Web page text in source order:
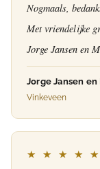
Nogmaals,
Met vriendelijke
Jorge Jansen en
Jorge Jansen
Vinkeveen
★ ★ ★ ★ ★